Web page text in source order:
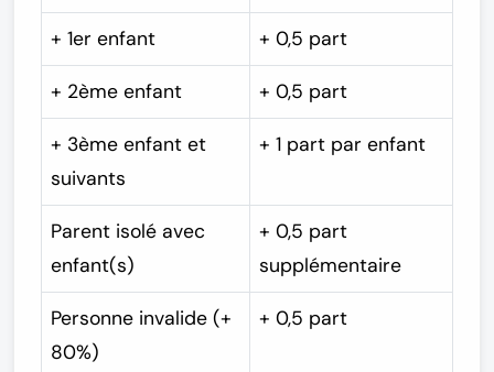
+ 1er enfant + 0,5 part
+ 2ème enfant + 0,5 part
+ 3ème enfant et
suivants
+ 1 part par enfant
Parent isolé avec
enfant(s)
+ 0,5 part
supplémentaire
Personne invalide (+
80%)
+ 0,5 part